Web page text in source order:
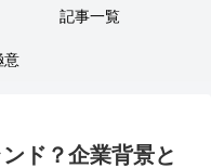
記事一覧
意
ド？企業背景と